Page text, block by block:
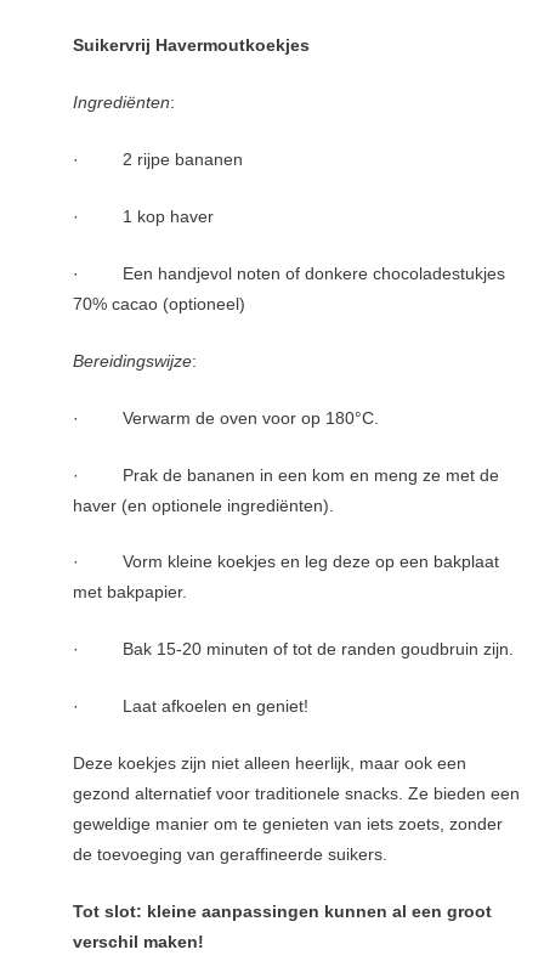
Suikervrij Havermoutkoekjes
Ingrediënten:
· 2 rijpe bananen
· 1 kop haver
· Een handjevol noten of donkere chocoladestukjes
70% cacao (optioneel)
Bereidingswijze:
· Verwarm de oven voor op 180°C.
· Prak de bananen in een kom en meng ze met de
haver (en optionele ingrediënten).
· Vorm kleine koekjes en leg deze op een bakplaat
met bakpapier.
· Bak 15-20 minuten of tot de randen goudbruin zijn.
· Laat afkoelen en geniet!
Deze koekjes zijn niet alleen heerlijk, maar ook een
gezond alternatief voor traditionele snacks. Ze bieden een
geweldige manier om te genieten van iets zoets, zonder
de toevoeging van geraffineerde suikers.
Tot slot: kleine aanpassingen kunnen al een groot
verschil maken!